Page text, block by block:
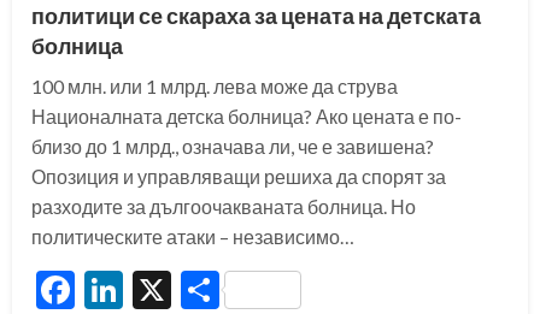
политици се скараха за цената на детската
болница
100 млн. или 1 млрд. лева може да струва
Националната детска болница? Ако цената е по-
близо до 1 млрд., означава ли, че е завишена?
Опозиция и управляващи решиха да спорят за
разходите за дългоочакваната болница. Но
политическите атаки – независимо…
Facebook
LinkedIn
X Share